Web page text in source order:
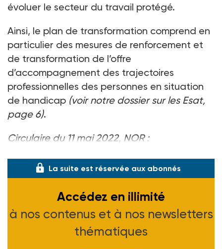
évoluer le secteur du travail protégé.
Ainsi, le plan de transformation comprend en
particulier des mesures de renforcement et
de transformation de l’offre
d’accompagnement des trajectoires
professionnelles des personnes en situation
de handicap (voir notre dossier sur les Esat,
page 6).
Circulaire du 11 mai 2022, NOR :
La suite est réservée aux abonnés
Accédez en illimité
à nos contenus et à nos newsletters
thématiques